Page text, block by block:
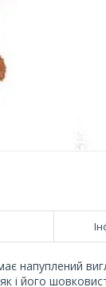
напуплений
і його